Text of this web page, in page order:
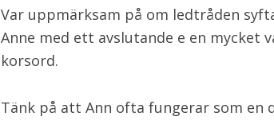
Var uppmärksam på om ledtråden
Anne med ett avslutande e en mycket
korsord.
Tänk på att Ann ofta fungerar som en